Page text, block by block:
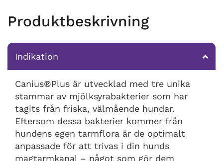
Produktbeskrivning
Indikation
Canius®Plus är utvecklad med tre unika
stammar av mjölksyrabakterier som har
tagits från friska, välmående hundar.
Eftersom dessa bakterier kommer från
hundens egen tarmflora är de optimalt
anpassade för att trivas i din hunds
magtarmkanal – något som gör dem